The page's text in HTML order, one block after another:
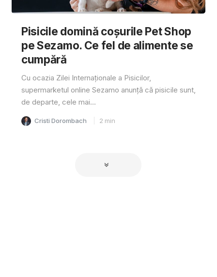
Pisicile domină coșurile Pet Shop
pe Sezamo. Ce fel de alimente se
cumpără
Cu ocazia Zilei Internaționale a Pisicilor,
supermarketul online Sezamo anunță că pisicile sunt,
de departe, cele mai...
Cristi Dorombach 2 min